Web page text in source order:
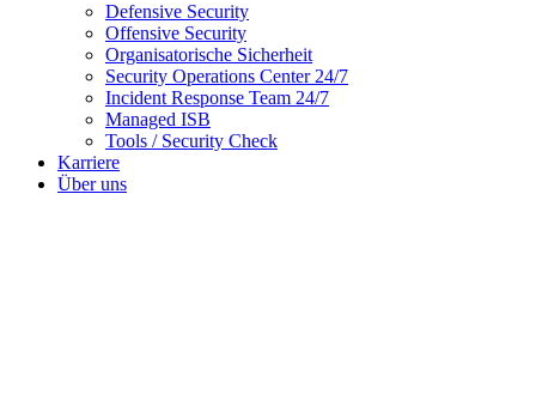
Defensive Security
Offensive Security
Organisatorische Sicherheit
Security Operations Center 24/7
Incident Response Team 24/7
Managed ISB
Tools / Security Check
Karriere
Über uns